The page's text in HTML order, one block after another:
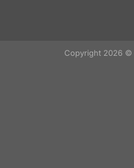
Copyright 2026 ©